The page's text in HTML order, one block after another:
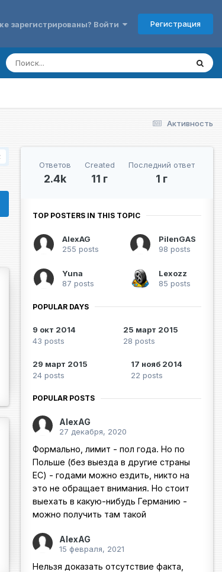
зарегистрированы? Войти Регистрация
Активность
Ответов
2.4k
Created
11 г
Последний ответ
1 г
TOP POSTERS IN THIS TOPIC
AlexAG
255 posts
PilenGAS
98 posts
Yuna
87 posts
Lexozz
85 posts
POPULAR DAYS
9 окт 2014
43 posts
25 март 2015
28 posts
29 март 2015
24 posts
17 нояб 2014
22 posts
POPULAR POSTS
AlexAG
27 декабря, 2020
Формально, лимит - пол года. Но по
Польше (без выезда в другие страны
ЕС) - годами можно ездить, никто на
это не обращает внимания. Но стоит
выехать в какую-нибудь Германию -
можно получить там такой
AlexAG
15 февраля, 2021
Нельзя доказать отсутствие факта,